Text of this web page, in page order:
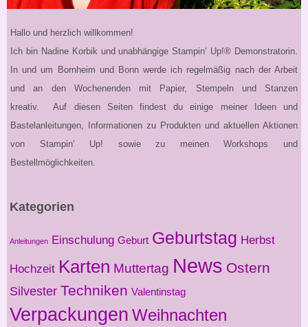
Hallo und herzlich willkommen!
Ich bin Nadine Korbik und unabhängige Stampin‘ Up!® Demonstratorin.
In und um Bornheim und Bonn werde ich regelmäßig nach der Arbeit
und an den Wochenenden mit Papier, Stempeln und Stanzen
kreativ. Auf diesen Seiten findest du einige meiner Ideen und
Bastelanleitungen, Informationen zu Produkten und aktuellen Aktionen
von Stampin‘ Up! sowie zu meinen Workshops und
Bestellmöglichkeiten.
Kategorien
Anleitungen Einschulung Geburt Geburtstag Herbst
Hochzeit Karten Muttertag News Ostern
Silvester Techniken Valentinstag
Verpackungen Weihnachten